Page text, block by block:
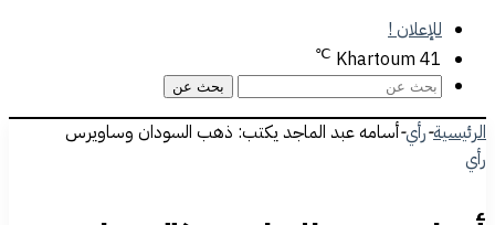
للإعلان !
Khartoum41
℃
بحث عن
الرئيسية-رأي-أسامه عبد الماجد يكتب: ذهب السودان وساويرس
رأي